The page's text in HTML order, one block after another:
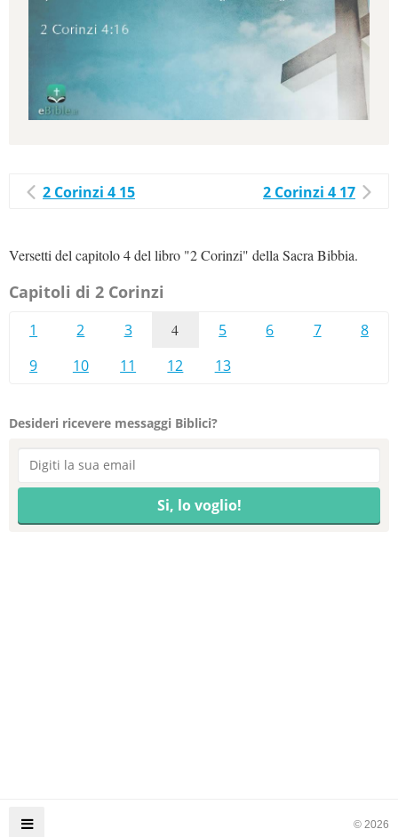
2 Corinzi 4 15 2 Corinzi 4 17
Versetti del capitolo 4 del libro "2 Corinzi" della Sacra Bibbia.
Capitoli di 2 Corinzi
1 2 3 4 5 6 7
8
9
10 11 12 13
Desideri ricevere messaggi Biblici?
© 2026